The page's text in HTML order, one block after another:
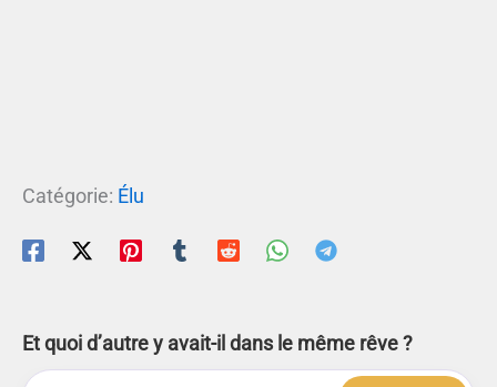
Catégorie: Élu
Et quoi d’autre y avait-il dans le même rêve ?